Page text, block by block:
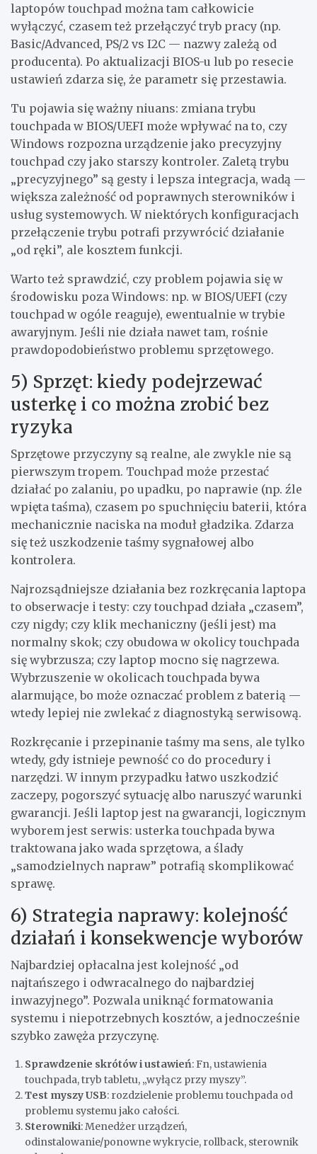
laptopów touchpad można tam całkowicie
wyłączyć, czasem też przełączyć tryb pracy (np.
Basic/Advanced, PS/2 vs I2C — nazwy zależą od
producenta). Po aktualizacji BIOS-u lub po resecie
ustawień zdarza się, że parametr się przestawia.
Tu pojawia się ważny niuans: zmiana trybu
touchpada w BIOS/UEFI może wpływać na to, czy
Windows rozpozna urządzenie jako precyzyjny
touchpad czy jako starszy kontroler. Zaletą trybu
„precyzyjnego” są gesty i lepsza integracja, wadą —
większa zależność od poprawnych sterowników i
usług systemowych. W niektórych konfiguracjach
przełączenie trybu potrafi przywrócić działanie
„od ręki”, ale kosztem funkcji.
Warto też sprawdzić, czy problem pojawia się w
środowisku poza Windows: np. w BIOS/UEFI (czy
touchpad w ogóle reaguje), ewentualnie w trybie
awaryjnym. Jeśli nie działa nawet tam, rośnie
prawdopodobieństwo problemu sprzętowego.
5) Sprzęt: kiedy podejrzewać
usterkę i co można zrobić bez
ryzyka
Sprzętowe przyczyny są realne, ale zwykle nie są
pierwszym tropem. Touchpad może przestać
działać po zalaniu, po upadku, po naprawie (np. źle
wpięta taśma), czasem po spuchnięciu baterii, która
mechanicznie naciska na moduł gładzika. Zdarza
się też uszkodzenie taśmy sygnałowej albo
kontrolera.
Najrozsądniejsze działania bez rozkręcania laptopa
to obserwacje i testy: czy touchpad działa „czasem”,
czy nigdy; czy klik mechaniczny (jeśli jest) ma
normalny skok; czy obudowa w okolicy touchpada
się wybrzusza; czy laptop mocno się nagrzewa.
Wybrzuszenie w okolicach touchpada bywa
alarmujące, bo może oznaczać problem z baterią —
wtedy lepiej nie zwlekać z diagnostyką serwisową.
Rozkręcanie i przepinanie taśmy ma sens, ale tylko
wtedy, gdy istnieje pewność co do procedury i
narzędzi. W innym przypadku łatwo uszkodzić
zaczepy, pogorszyć sytuację albo naruszyć warunki
gwarancji. Jeśli laptop jest na gwarancji, logicznym
wyborem jest serwis: usterka touchpada bywa
traktowana jako wada sprzętowa, a ślady
„samodzielnych napraw” potrafią skomplikować
sprawę.
6) Strategia naprawy: kolejność
działań i konsekwencje wyborów
Najbardziej opłacalna jest kolejność „od
najtańszego i odwracalnego do najbardziej
inwazyjnego”. Pozwala uniknąć formatowania
systemu i niepotrzebnych kosztów, a jednocześnie
szybko zawęża przyczynę.
Sprawdzenie skrótów i ustawień: Fn, ustawienia
touchpada, tryb tabletu, „wyłącz przy myszy”.
Test myszy USB: rozdzielenie problemu touchpada od
problemu systemu jako całości.
Sterowniki: Menedżer urządzeń,
odinstalowanie/ponowne wykrycie, rollback, sterownik